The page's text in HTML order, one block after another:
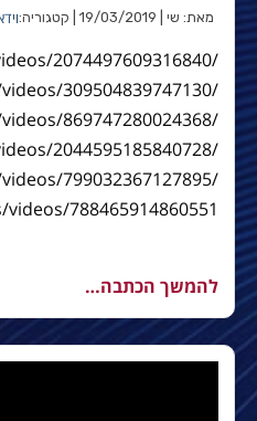
מאת: שי | 19/03/2019 | קטגוריה:
2074497609316840/
309504839747130/
869747280024368/
2044595185840728/
799032367127895/
להמשך הכתבה…